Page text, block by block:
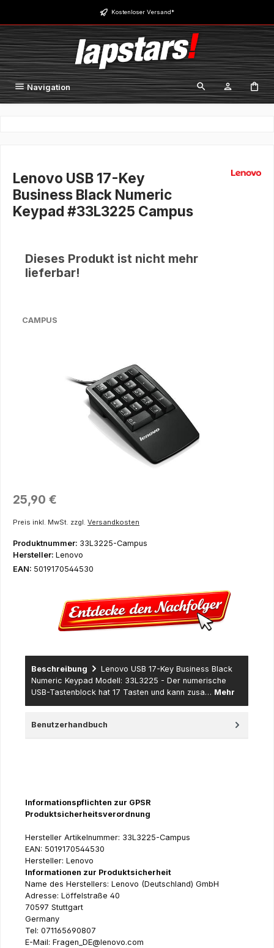
Zum Hauptinhalt springen Kostenloser Versand*
Navigation
Lenovo USB 17-Key
Business Black Numeric
Keypad #33L3225 Campus
Dieses Produkt ist nicht mehr
lieferbar!
CAMPUS
Regulärer Preis:
25,90 €
Preis inkl. MwSt. zzgl. Versandkosten
Produktnummer: 33L3225-Campus
Hersteller: Lenovo
EAN: 5019170544530
Beschreibung
Lenovo USB 17-Key Business Black
Numeric Keypad Modell: 33L3225 - Der numerische
USB-Tastenblock hat 17 Tasten und kann zusa… Mehr
Benutzerhandbuch
Informationspflichten zur GPSR
Produktsicherheitsverordnung
Hersteller Artikelnummer: 33L3225-Campus
EAN: 5019170544530
Hersteller: Lenovo
Informationen zur Produktsicherheit
Name des Herstellers: Lenovo (Deutschland) GmbH
Adresse: Löffelstraße 40
70597 Stuttgart
Germany
Tel: 071165690807
E-Mail: Fragen_DE@lenovo.com